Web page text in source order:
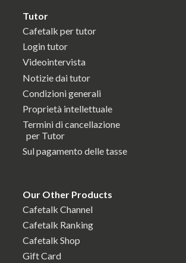
Tutor
Cafetalk per tutor
Login tutor
Videointervista
Notizie dai tutor
Condizioni generali
Proprietà intellettuale
Termini di cancellazione
per Tutor
Sul pagamento delle tasse
Our Other Products
Cafetalk Channel
Cafetalk Ranking
Cafetalk Shop
Gift Card